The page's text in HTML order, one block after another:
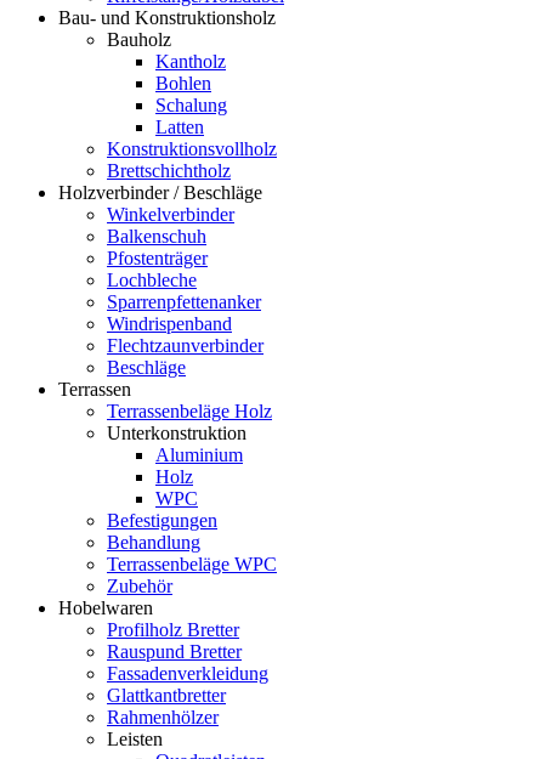
Bau- und Konstruktionsholz
Bauholz
Kantholz
Bohlen
Schalung
Latten
Konstruktionsvollholz
Brettschichtholz
Holzverbinder / Beschläge
Winkelverbinder
Balkenschuh
Pfostenträger
Lochbleche
Sparrenpfettenanker
Windrispenband
Flechtzaunverbinder
Beschläge
Terrassen
Terrassenbeläge Holz
Unterkonstruktion
Aluminium
Holz
WPC
Befestigungen
Behandlung
Terrassenbeläge WPC
Zubehör
Hobelwaren
Profilholz Bretter
Rauspund Bretter
Fassadenverkleidung
Glattkantbretter
Rahmenhölzer
Leisten